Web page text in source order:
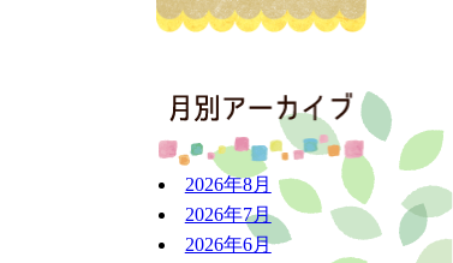
アー
2026年8月
2026年7月
2026年6月